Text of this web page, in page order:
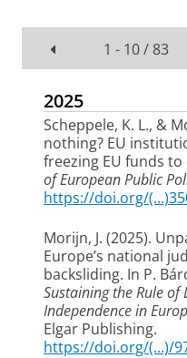
1 - 10 / 83
2025
Scheppele, K. L., &
nothing? EU
freezing EU funds to
of European Public
https://doi.org/
Morijn, J. (2025).
Europe’s national
backsliding. In P.
Sustaining the Rule of
Independence in
Elgar Publishing.
https://doi.org/(...)/